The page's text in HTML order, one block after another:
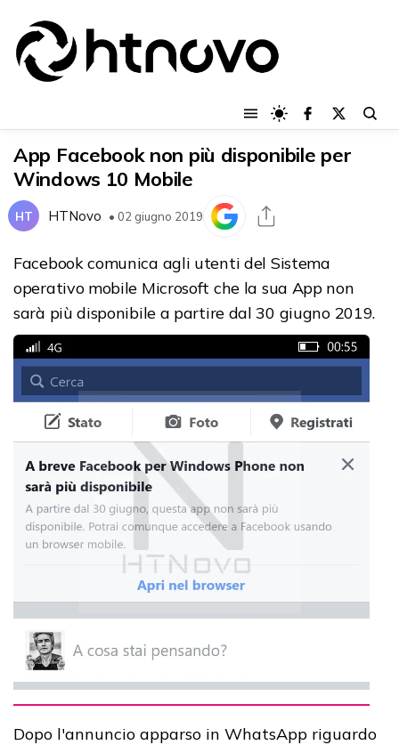
App Facebook non più disponibile per
Windows 10 Mobile
HT HTNovo • 02 giugno 2019
Facebook comunica agli utenti del Sistema
operativo mobile Microsoft che la sua App non
sarà più disponibile a partire dal 30 giugno 2019.
Dopo l'annuncio apparso in WhatsApp riguardo